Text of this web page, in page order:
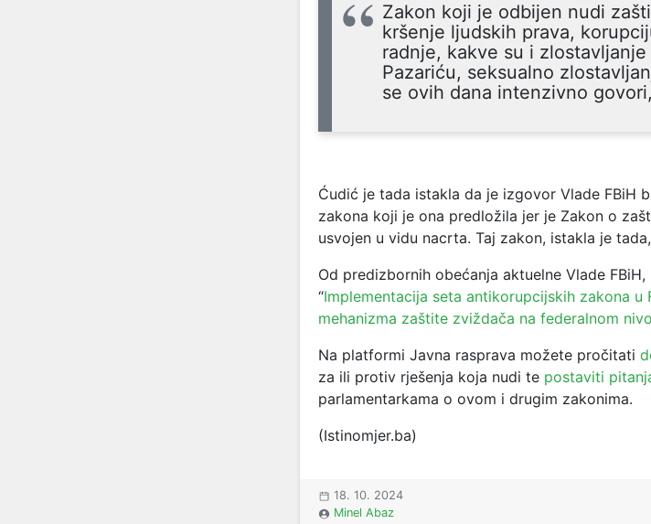
Zakon koji je odbijen nudi
kršenje ljudskih prava,
radnje, kakve su i
Pazariću, seksualno
se ovih dana intenzivno
Ćudić je tada istakla da je izgovor Vlade FBiH
zakona koji je ona predložila jer je Zakon o
usvojen u vidu nacrta. Taj zakon, istakla je
Od predizbornih obećanja aktuelne Vlade
“Implementacija seta antikorupcijskih zakona u
mehanizma zaštite zviždača na federalnom
Na platformi Javna rasprava možete pročitati
za ili protiv rješenja koja nudi te postaviti
parlamentarkama o ovom i drugim zakonima.
(Istinomjer.ba)
18. 10. 2024
Minel Abaz